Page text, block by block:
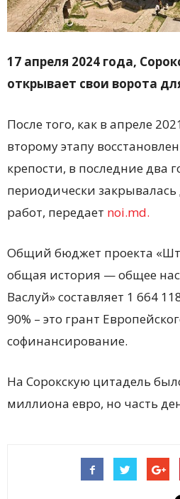
17 апреля 2024 года,
открывает свои ворота
После того, как в апреле
второму этапу
крепости, в последние два
периодически
работ, передает noi.md.
Общий бюджет проекта
общая история — общее
Васлуй» составляет 1 664
90% – это грант
софинансирование.
На Сорокскую цитадель
миллиона евро, но часть